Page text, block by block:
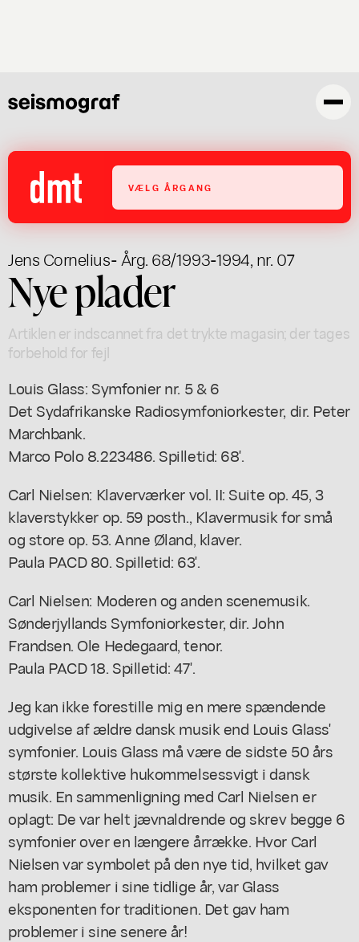
VÆLG ÅRGANG
Jens Cornelius- Årg. 68/1993-1994, nr. 07
Nye plader
Artiklen er indscannet fra det trykte magasin; der tages
forbehold for fejl
Louis Glass: Symfonier nr. 5 & 6
Det Sydafrikanske Radiosymfoniorkester, dir. Peter
Marchbank.
Marco Polo 8.223486. Spilletid: 68'.
Carl Nielsen: Klaverværker vol. II: Suite op. 45, 3
klaverstykker op. 59 posth., Klavermusik for små
og store op. 53. Anne Øland, klaver.
Paula PACD 80. Spilletid: 63'.
Carl Nielsen: Moderen og anden scenemusik.
Sønderjyllands Symfoniorkester, dir. John
Frandsen. Ole Hedegaard, tenor.
Paula PACD 18. Spilletid: 47'.
Jeg kan ikke forestille mig en mere spændende
udgivelse af ældre dansk musik end Louis Glass'
symfonier. Louis Glass må være de sidste 50 års
største kollektive hukommelsessvigt i dansk
musik. En sammenligning med Carl Nielsen er
oplagt: De var helt jævnaldrende og skrev begge 6
symfonier over en længere årrække. Hvor Carl
Nielsen var symbolet på den nye tid, hvilket gav
ham problemer i sine tidlige år, var Glass
eksponenten for traditionen. Det gav ham
problemer i sine senere år!